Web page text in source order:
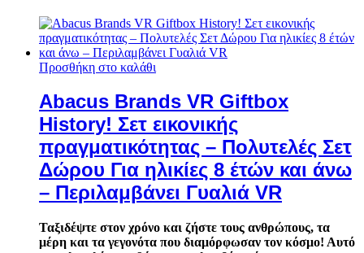
Προσθήκη στο καλάθι
Abacus Brands VR Giftbox
History! Σετ εικονικής
πραγματικότητας – Πολυτελές Σετ
Δώρου Για ηλικίες 8 έτών και άνω
– Περιλαμβάνει Γυαλιά VR
Ταξιδέψτε στον χρόνο και ζήστε τους ανθρώπους, τα
μέρη και τα γεγονότα που διαμόρφωσαν τον κόσμο! Αυτό